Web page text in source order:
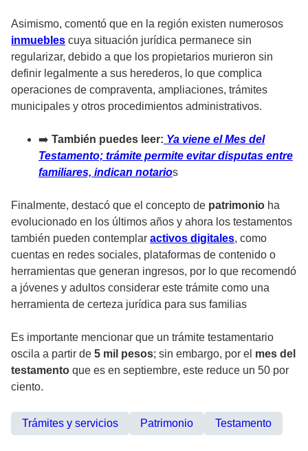
Asimismo, comentó que en la región existen numerosos
inmuebles cuya situación jurídica permanece sin
regularizar, debido a que los propietarios murieron sin
definir legalmente a sus herederos, lo que complica
operaciones de compraventa, ampliaciones, trámites
municipales y otros procedimientos administrativos.
➡️ También puedes leer: Ya viene el Mes del
Testamento; trámite permite evitar disputas entre
familiares, indican notarios
Finalmente, destacó que el concepto de patrimonio ha
evolucionado en los últimos años y ahora los testamentos
también pueden contemplar activos digitales, como
cuentas en redes sociales, plataformas de contenido o
herramientas que generan ingresos, por lo que recomendó
a jóvenes y adultos considerar este trámite como una
herramienta de certeza jurídica para sus familias
Es importante mencionar que un trámite testamentario
oscila a partir de 5 mil pesos; sin embargo, por el mes del
testamento que es en septiembre, este reduce un 50 por
ciento.
Trámites y servicios Patrimonio Testamento